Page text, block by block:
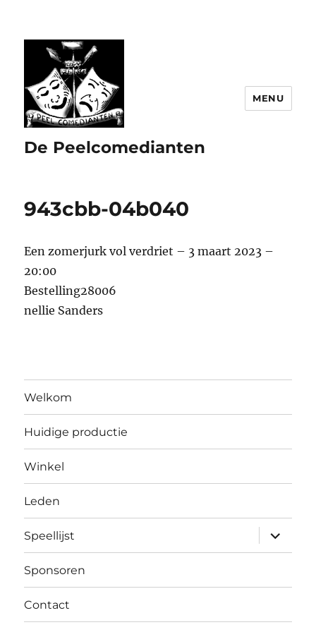
De Peelcomedianten
MENU
943cbb-04b040
Een zomerjurk vol verdriet – 3 maart 2023 –
20:00
Bestelling28006
nellie Sanders
Welkom
Huidige productie
Winkel
Leden
Speellijst
Sponsoren
Contact